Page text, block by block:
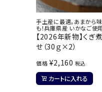
手土産に最適。あまから
も！兵庫県産 いかなご使用
【2026年新物】く
せ（30ｇ×2）
価格 ¥2,160 税込
カートに入れる